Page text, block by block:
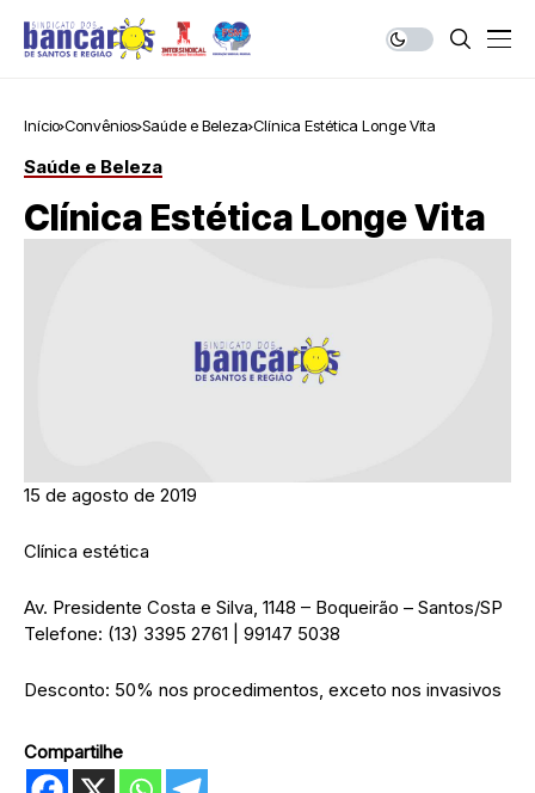
Início Convênios Saúde e Beleza Clínica Estética Longe Vita
Saúde e Beleza
Clínica Estética Longe Vita
15 de agosto de 2019
Clínica estética
Av. Presidente Costa e Silva, 1148 – Boqueirão – Santos/SP
Telefone: (13) 3395 2761 | 99147 5038
Desconto: 50% nos procedimentos, exceto nos invasivos
Compartilhe